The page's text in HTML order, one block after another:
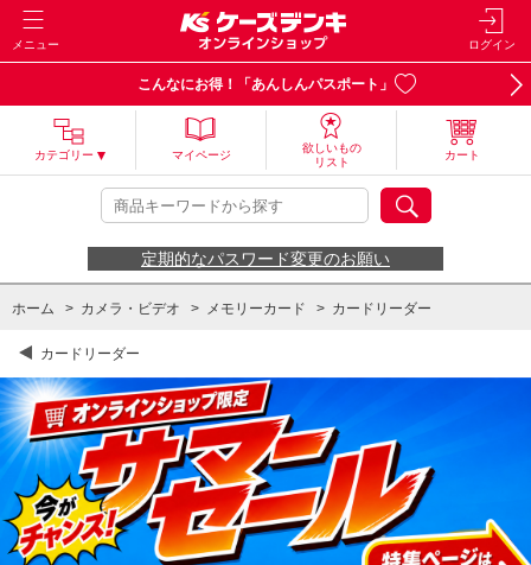
メニュー ログイン
こんなにお得！「あんしんパスポート」
カテゴリー マイページ
欲しいもの
リスト
カート
定期的なパスワード変更のお願い
ホーム > カメラ・ビデオ > メモリーカード > カードリーダー
カードリーダー